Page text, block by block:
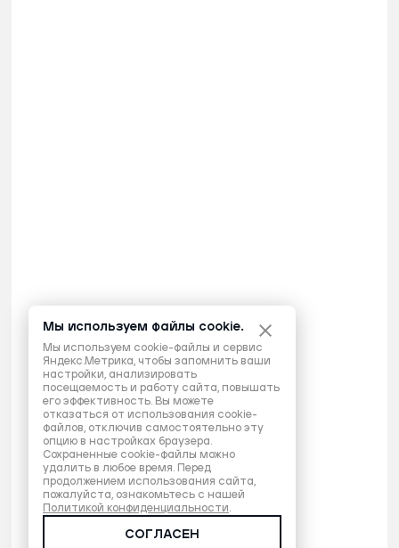
Мы используем файлы cookie.
Мы используем cookie-файлы и сервис
Яндекс.Метрика, чтобы запомнить ваши
настройки, анализировать
посещаемость и работу сайта, повышать
его эффективность. Вы можете
отказаться от использования cookie-
файлов, отключив самостоятельно эту
опцию в настройках браузера.
Сохраненные cookie-файлы можно
удалить в любое время. Перед
продолжением использования сайта,
пожалуйста, ознакомьтесь с нашей
Политикой конфиденциальности.
СОГЛАСЕН